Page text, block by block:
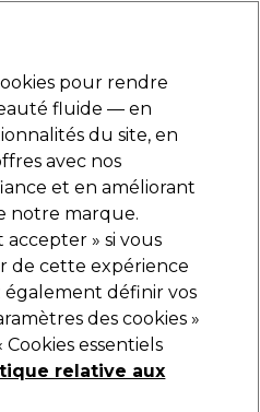
Se connecter
Electro et Matériel
et délais
suite
Root Shoot Mousse
pour rendre
fluide — en
du site, en
avec nos
et en améliorant
notre marque.
» si vous
de cette expérience
également définir vos
des cookies »
essentiels
relative aux